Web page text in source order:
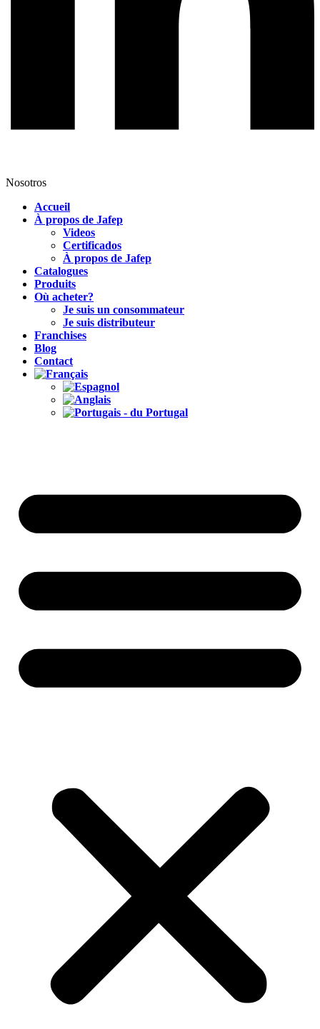
Nosotros
Accueil
À propos de Jafep
Videos
Certificados
À propos de Jafep
Catalogues
Produits
Où acheter?
Je suis un consommateur
Je suis distributeur
Franchises
Blog
Contact